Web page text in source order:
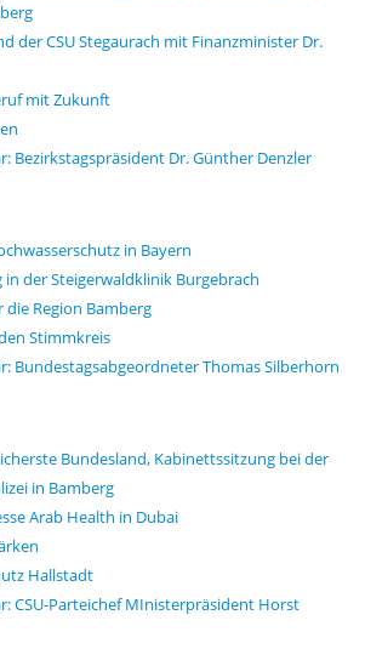
der CSU Stegaurach mit Finanzminister Dr.
mit Zukunft
Bezirkstagspräsident Dr. Günther Denzler
in Bayern
der Steigerwaldklinik Burgebrach
Region Bamberg
Stimmkreis
Bundestagsabgeordneter Thomas Silberhorn
Bundesland, Kabinettssitzung bei der
in Bamberg
Arab Health in Dubai
Hallstadt
CSU-Parteichef MInisterpräsident Horst